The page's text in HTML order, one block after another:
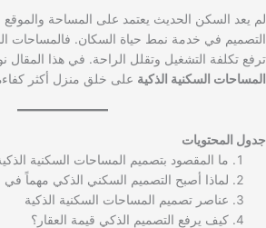
لم يعد السكن الحديث يعتمد على المساحة
التصميم في خدمة نمط حياة السكان. فالمساحات
ترفع تكلفة التشغيل وتقلل الراحة. في هذا
المساحات السكنية الذكية على خلق منزل أكثر
جدول المحتويات
ما المقصود بتصميم المساحات السكنية
لماذا أصبح التصميم السكني الذكي مهماً في
عناصر تصميم المساحات السكنية الذكية
كيف يرفع التصميم الذكي قيمة العقار؟